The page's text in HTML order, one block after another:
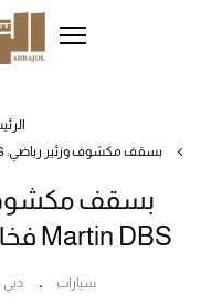
بسقف مكشوف وزئير رياضي: ASTON MARTIN DBS فخامة تلامس كل الحواس
Martin DBS فخامة تلامس كل الحواس
سيارات دبي